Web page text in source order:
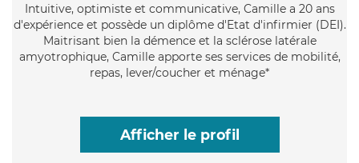
Intuitive, optimiste et communicative, Camille a 20 ans
d'expérience et possède un diplôme d'Etat d'infirmier (DEI).
Maitrisant bien la démence et la sclérose latérale
amyotrophique, Camille apporte ses services de mobilité,
repas, lever/coucher et ménage*
Afficher le profil